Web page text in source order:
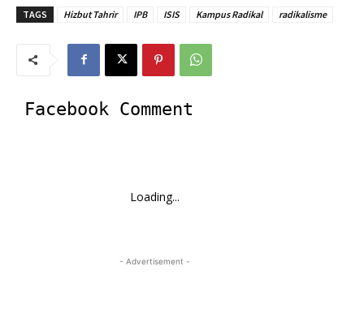
TAGS Hizbut Tahrir IPB ISIS Kampus Radikal radikalisme
Facebook Comment
Loading...
- Advertisement -